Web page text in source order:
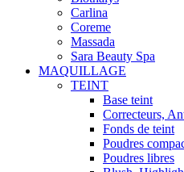
Carlina
Coreme
Massada
Sara Beauty Spa
MAQUILLAGE
TEINT
Base teint
Correcteurs,
Fonds de teint
Poudres
Poudres libres